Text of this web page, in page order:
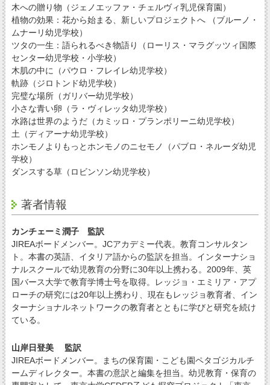
木への贈り物（ジェノエッファ・チェルヴィ乳児保育園）
植物の効果：花から始まる、新しいプロジェクトへ （ブルーノ・
ムナーリ幼児学校）
ツタの一生：語られるべき物語り（ローリス・マラグッツィ国際
センター幼児学校・小学校）
木肌の中に（パウロ・フレイレ幼児学校）
軌跡（ジロトンド幼児学校）
完璧な場所（ガリバー幼児学校）
小さな青い卵（ラ・ヴィレッタ幼児学校）
水路は世界のようだ（カミッロ・プランポリーニ幼児学校）
土（ディアーナ幼児学校）
ホンモノよりもっとホンモノのニセモノ（パブロ・ネルーダ幼児
学校）
ダンスする草（ロビンソン幼児学校）
著者情報
カンチェーミ潤子 監訳
JIREAボードメンバー。JCアカデミー代表。教育コンサルタン
ト。本書の英語、イタリア語からの監訳を担当。インターナショ
ナルスクールで幼児教育の分野に30年以上携わる。2009年、英
国バース大学で教育学博士号を取得。レッジョ・エミリア・アプ
ローチの研究には20年以上携わり、現在もレッジョ教育者、イン
ターナショナルネットワークの教育者とともに学びと研究を続け
ている。
山岸日登美 監訳
JIREAボードメンバー。まちの保育園・こども園ペタゴジカルチ
ームディレクター。本書の意訳と編集を担当。幼児教育・保育の